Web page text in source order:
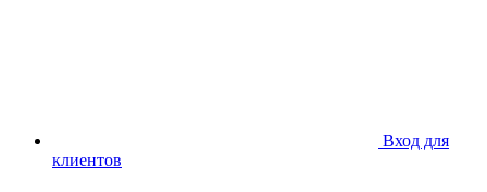
Вход для
клиентов